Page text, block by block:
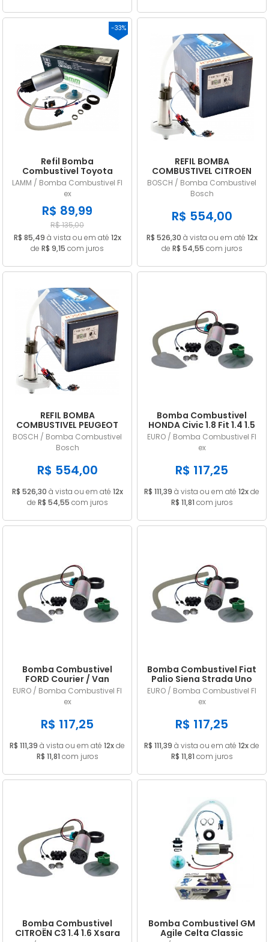
-33%
Refil Bomba
Combustivel Toyota
Corolla 1.8 Corolla
Fielder 1.8i 16V Wagon
Flex
LAMM / Bomba Combustivel Fl
ex
R$ 89,99
R$ 135,00
R$ 85,49 à vista ou em até 12x
de R$ 9,15 com juros
REFIL BOMBA
COMBUSTIVEL CITROEN
C4 PICASSO 2.0 16V 2009
A 2013 F000TE145P
BOSCH / Bomba Combustivel
Bosch
R$ 554,00
R$ 526,30 à vista ou em até 12x
de R$ 54,55 com juros
REFIL BOMBA
COMBUSTIVEL PEUGEOT
308 THP 1.6 16V TURBO
FLEX 2017 A 2019
F000TE145P
BOSCH / Bomba Combustivel
Bosch
R$ 554,00
R$ 526,30 à vista ou em até 12x
de R$ 54,55 com juros
Bomba Combustivel
HONDA Civic 1.8 Fit 1.4 1.5
TOYOTA Corolla / Fielder
1.8 Wagon 2007 2008
Flex
EURO / Bomba Combustivel Fl
ex
R$ 117,25
R$ 111,39 à vista ou em até 12xde
R$ 11,81 com juros
Bomba Combustivel
FORD Courier / Van
EcoSport Ka Fiesta
Focus 2007/... Flex
EURO / Bomba Combustivel Fl
ex
R$ 117,25
R$ 111,39 à vista ou em até 12xde
R$ 11,81 com juros
Bomba Combustivel Fiat
Palio Siena Strada Uno
Mille Stilo Punto Linea
Idea Doblo Flex
EURO / Bomba Combustivel Fl
ex
R$ 117,25
R$ 111,39 à vista ou em até 12xde
R$ 11,81 com juros
Bomba Combustivel
CITROËN C3 1.4 1.6 Xsara
Bomba Combustivel GM
Agile Celta Classic